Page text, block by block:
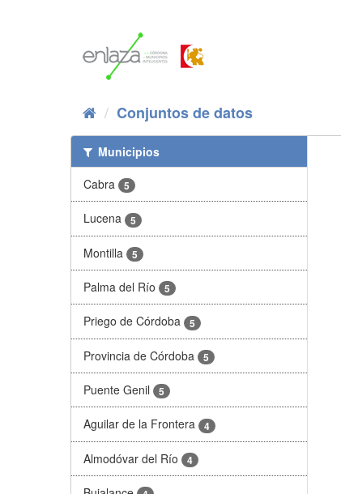
Conjuntos de datos
Municipios
Cabra
5
Lucena 5
Montilla 5
Palma del Río 5
Priego de Córdoba 5
Provincia de Córdoba 5
Puente Genil 5
Aguilar de la Frontera 4
Almodóvar del Río 4